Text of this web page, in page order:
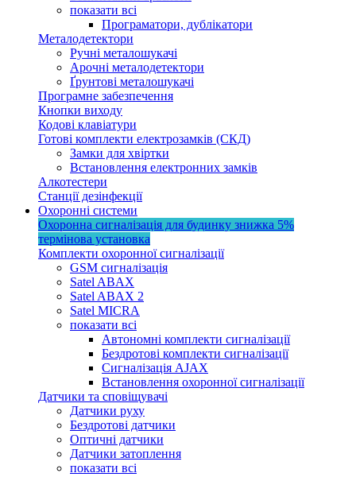
показати всі
Програматори, дублікатори
Металодетектори
Ручні металошукачі
Арочні металодетектори
Ґрунтові металошукачі
Програмне забезпечення
Кнопки виходу
Кодові клавіатури
Готові комплекти електрозамків (СКД)
Замки для хвіртки
Встановлення електронних замків
Алкотестери
Станції дезінфекції
Охоронні системи
Охоронна сигналізація для будинку знижка 5%
термінова установка
Комплекти охоронної сигналізації
GSM сигналізація
Satel ABAX
Satel ABAX 2
Satel MICRA
показати всі
Автономні комплекти сигналізації
Бездротові комплекти сигналізації
Сигналізація AJAX
Встановлення охоронної сигналізації
Датчики та сповіщувачі
Датчики руху
Бездротові датчики
Оптичні датчики
Датчики затоплення
показати всі